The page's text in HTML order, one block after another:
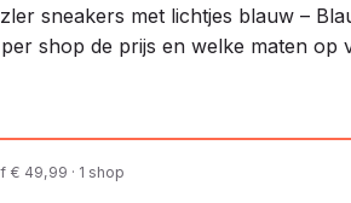
sneakers met lichtjes blauw –
shop de prijs en welke maten op
€ 49,99 · 1 shop